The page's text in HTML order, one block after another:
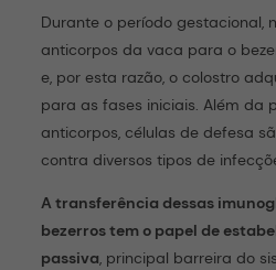
Durante o período gestacional,
anticorpos da vaca para o
e, por esta razão, o colostro
para as fases iniciais. Além da
anticorpos, células de defesa
contra diversos tipos de
A transferência dessas
bezerros tem o papel de
passiva, principal barreira do